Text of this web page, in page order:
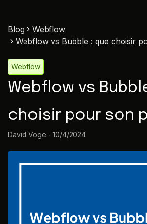
Webflow
Webflow vs
choisir pour son
David Voge - 10/4/2024
Blog
Webflow
Webflow vs Bubble : que choisir